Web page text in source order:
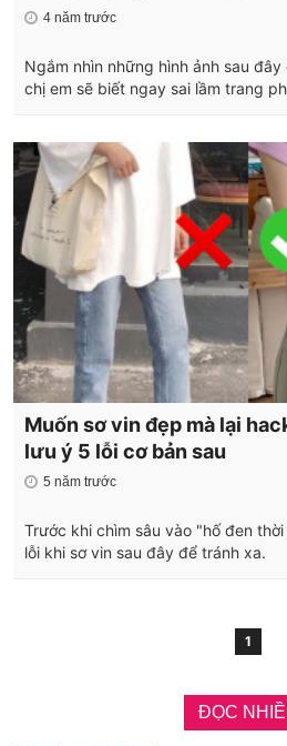
4 năm trước
Ngắm nhìn những hình ảnh sau
chị em sẽ biết ngay sai lầm trang
Muốn sơ vin đẹp mà lại
lưu ý 5 lỗi cơ bản sau
5 năm trước
Trước khi chìm sâu vào "hố đen
lỗi khi sơ vin sau đây để tránh xa.
1
ĐỌC